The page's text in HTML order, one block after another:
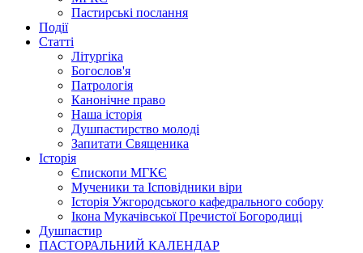
Пастирські послання
Події
Статті
Літургіка
Богослов'я
Патрологія
Канонічне право
Наша історія
Душпастирство молоді
Запитати Священика
Історія
Єпископи МГКЄ
Мученики та Ісповідники віри
Історія Ужгородського кафедрального собору
Ікона Мукачівської Пречистої Богородиці
Душпастир
ПАСТОРАЛЬНИЙ КАЛЕНДАР